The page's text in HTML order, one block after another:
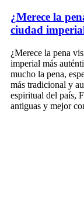
¿Merece la
ciudad
¿Merece la pena
imperial más
mucho la pena,
más tradicional y
espiritual del país,
antiguas y mejor